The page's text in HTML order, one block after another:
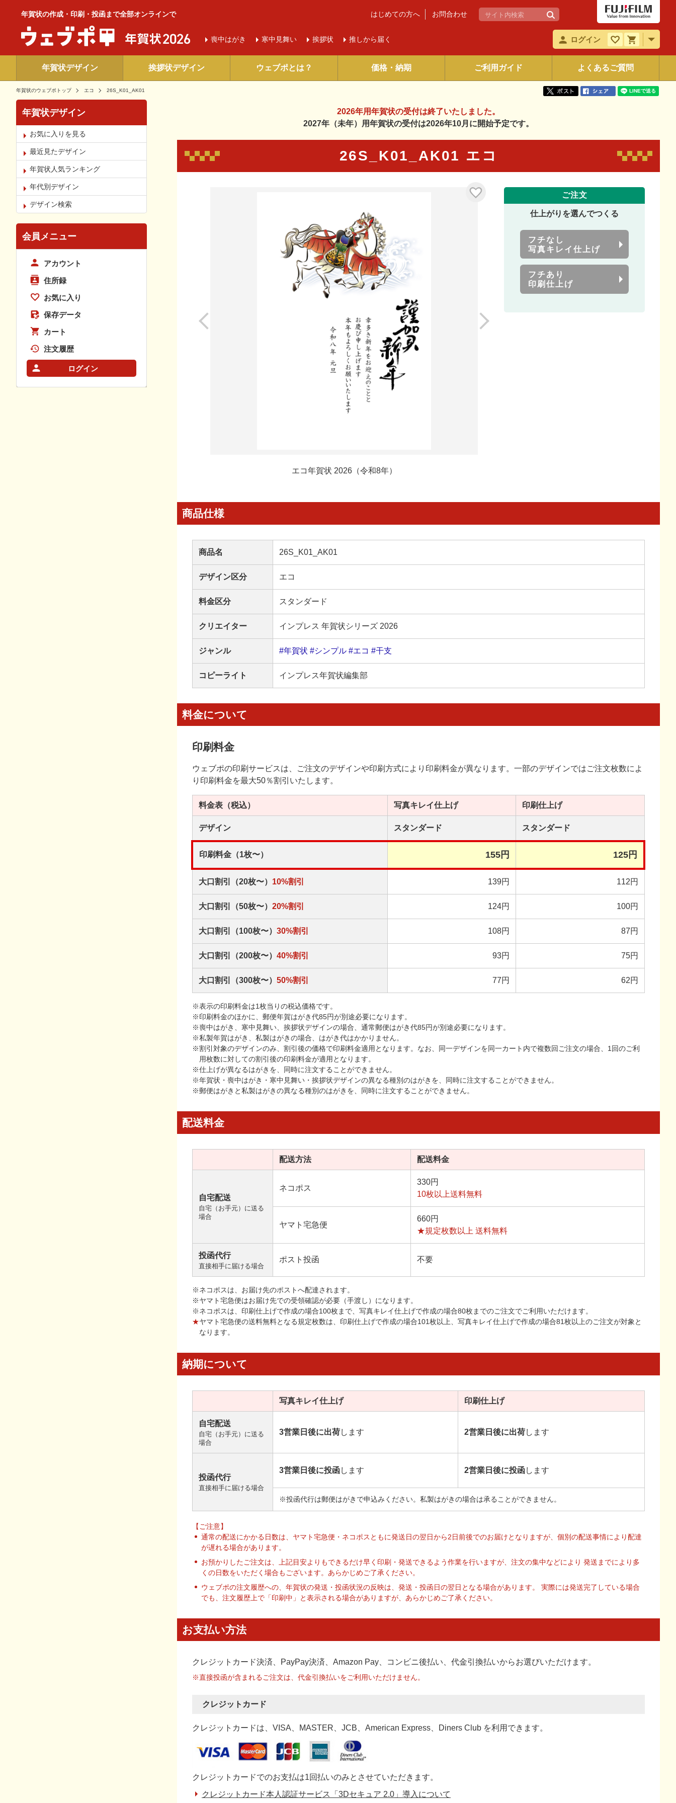
年賀状の作成・印刷・投函まで全部オンラインで
喪中はがき 寒中 見舞い 挨拶状 推しから届く
はじめての方へ お問合わせ
ログイン
年賀状デザイン 挨拶状デザイン ウェブポとは？ 価格・納期 ご利用ガイド よくあるご質問
年賀状のウェブポトップ エコ 26S_K01_AK01
2026年用年賀状の受付は終了いたしました。
2027年（未年）用年賀状の受付は2026年10月に開始予定です。
26S_K01_AK01 エコ
エコ年賀状 2026（令和8年）
ご注文
仕上がりを選んでつくる
フチなし
写真キレイ仕上げ
フチあり
印刷仕上げ
商品仕様
商品名 26S_K01_AK01
デザイン区分 エコ
料金区分 スタンダード
クリエイター インプレス 年賀状シリーズ 2026
ジャンル #年賀状 #シンプル #エコ #干支
コピーライト インプレス年賀状編集部
料金について
印刷料金
ウェブポの印刷サービスは、ご注文のデザインや印刷方式により印刷料金が異なります。一部のデザインではご注文枚数によ
り印刷料金を最大50％割引いたします。
料金表 （税込） 写真キレイ仕上げ 印刷仕上げ
デザイン スタンダード スタンダード
印刷料金（1枚〜） 155円 125円
大口割引（20枚〜） 10%割引 139円 112円
大口割引（50枚〜） 20%割引 124円 100円
大口割引（100枚〜） 30%割引 108円 87円
大口割引（200枚〜） 40%割引 93円 75円
大口割引（300枚〜） 50%割引 77円 62円
※表示の印刷料金は1枚当りの税込価格です。
※印刷料金のほかに、郵便年賀はがき代85円が別途必要になります。
※喪中はがき、寒中見舞い、挨拶状デザインの場合、通常郵便はがき代85円が別途必要になります。
※私製年賀はがき、私製はがきの場合、はがき代はかかりません。
※割引対象のデザインのみ、割引後の価格で印刷料金適用となります。なお、同一デザインを同一カート内で複数回ご注文の場合、1回のご利
用枚数に対しての割引後の印刷料金が適用となります。
※仕上げが異なるはがきを、同時に注文することができません。
※年賀状・喪中はがき・寒中見舞い・挨拶状デザインの異なる種別のはがきを、同時に注文することができません。
※郵便はがきと私製はがきの異なる種別のはがきを、同時に注文することができません。
配送料金
配送方法 配送料金
自宅配送
自宅（お手元）に送る
場合
ネコポス
330円
10枚以上送料無料
ヤマト宅急便
660円
★規定枚数以上 送料無料
投函代行
直接相手に届ける場合
ポスト投函 不要
※ネコポスは、お届け先のポストへ配達されます。
※ヤマト宅急便はお届け先での受領確認が必要（手渡し）になります。
※ネコポスは、印刷仕上げで作成の場合100枚まで、写真キレイ仕上げで作成の場合80枚までのご注文でご利用いただけます。
★ヤマト宅急便の送料無料となる規定枚数は、印刷仕上げで作成の場合101枚以上、写真キレイ仕上げで作成の場合81枚以上のご注文が対象と
なります。
納期について
写真キレイ仕上げ 印刷仕上げ
自宅配送
自宅（お手元）に送る
場合
3営業日後に出荷します 2営業日後に出荷します
投函代行
直接相手に届ける場合
3営業日後に投函します 2営業日後に投函します
※投函代行は郵便はがきで申込みください。私製はがきの場合は承ることができません。
【ご注意】
通常の配送にかかる日数は、ヤマト宅急便・ネコポスともに発送日の翌日から2日前後でのお届けとなりますが、個別の配送事情により配達
が遅れる場合があります。
お預かりしたご注文は、上記目安よりもできるだけ早く印刷・発送できるよう作業を行いますが、注文の集中などにより 発送までにより多
くの日数をいただく場合もございます。あらかじめご了承ください。
ウェブポの注文履歴への、年賀状の発送・投函状況の反映は、発送・投函日の翌日となる場合があります。 実際には発送完了している場合
でも、注文履歴上で「印刷中」と表示される場合がありますが、あらかじめご了承ください。
お支払い方法
クレジットカード決済、PayPay決済 、Amazon Pay、コンビニ後払い、代金引換払いからお選びいただけます。
※直接投函が含まれるご注文は、代金引換払いをご利用いただけません。
クレジットカード
クレジットカードは、VISA、MASTER、JCB、American Express、Diners Club を利用できます。
クレジットカードでのお支払は1回払いのみとさせていただきます。
クレジットカード本人認証サービス「3Dセキュア 2.0」導入について
年賀状デザイン
お気に入りを見る
最近見たデザイン
年賀状人気ランキング
年代別デザイン
デザイン検索
会員メニュー
アカウント
住所録
お気に入り
保存データ
カート
注文履歴
ログイン